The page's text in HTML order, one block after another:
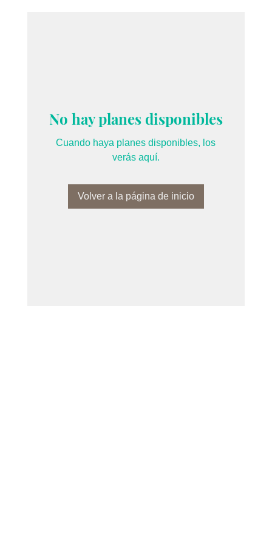
No hay planes disponibles
Cuando haya planes disponibles, los
verás aquí.
Volver a la página de inicio